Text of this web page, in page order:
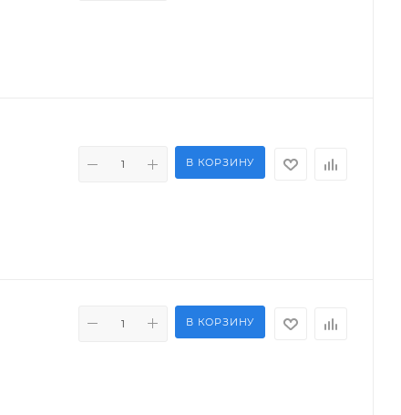
В КОРЗИНУ
В КОРЗИНУ